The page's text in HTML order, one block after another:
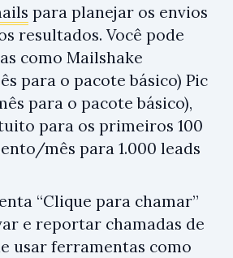
para planejar os envios
resultados. Você pode
como Mailshake
para o pacote básico) Pic
para o pacote básico),
para os primeiros 100
mês para 1.000 leads
“Clique para chamar”
e reportar chamadas de
usar ferramentas como